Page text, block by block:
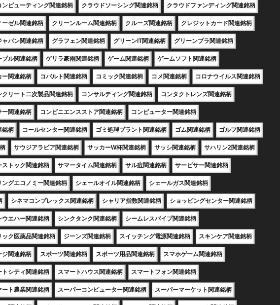
ンピューティング関連銘柄 クラウドソーシング関連銘柄 クラウドファンディング関連銘柄
ーゼル関連銘柄 クリーンルーム関連銘柄 クルーズ関連銘柄 クレジットカード関連銘柄
ャパン関連銘柄 グラフェン関連銘柄 グリーンIT関連銘柄 グリーンプラ関連銘柄
ブル関連銘柄 ゲリラ豪雨関連銘柄 ゲーム関連銘柄 ゲームソフト関連銘柄
ー関連銘柄 コバルト関連銘柄 コミック関連銘柄 コメ関連銘柄 コロナウイルス関連銘柄
クリート二次製品関連銘柄 コンサルティング関連銘柄 コンタクトレンズ関連銘柄
ー関連銘柄 コンビニエンスストア関連銘柄 コンピューター関連銘柄
銘柄 コールセンター関連銘柄 ゴミ処理プラント関連銘柄 ゴム関連銘柄 ゴルフ関連銘柄
サウジアラビア関連銘柄 サッカーW杯関連銘柄 サッシ関連銘柄 サハリン2関連銘柄
ストック関連銘柄 サマータイム関連銘柄 サル痘関連銘柄 サービサー関連銘柄
ングエコノミー関連銘柄 シェールオイル関連銘柄 シェールガス関連銘柄
シネマコンプレックス関連銘柄 シャリア指数関連銘柄 ショッピングセンター関連銘柄
ウエハー関連銘柄 シンクタンク関連銘柄 シームレスパイプ関連銘柄
ック医薬品関連銘柄 ジーンズ関連銘柄 スイッチング電源関連銘柄 スキンケア関連銘柄
ジ関連銘柄 スポーツ関連銘柄 スポーツ用品関連銘柄 スマホゲーム関連銘柄
トシティ関連銘柄 スマートハウス関連銘柄 スマートフォン関連銘柄
ート農業関連銘柄 スーパーコンピューター関連銘柄 スーパーマーケット関連銘柄